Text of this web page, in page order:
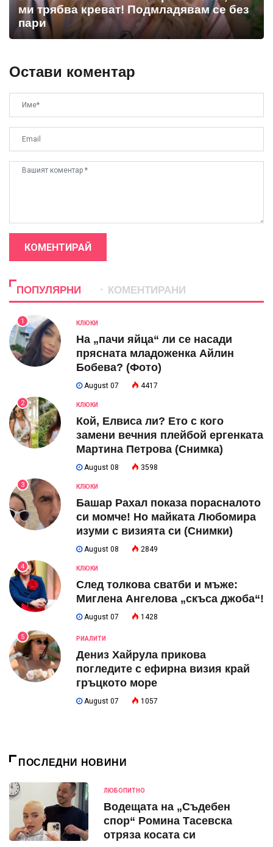
ми трябва креват! Подмладявам се без
пари
Остави коментар
КОМЕНТИРАЙ
ПОПУЛЯРНИ КОМЕНТИРАНИ
1 КЛЮКИ
На „пачи яйца“ ли се насади
прясната младоженка Айлин
Бобева? (Фото)
August 07 4417
2 КЛЮКИ
Кой, Елвиса ли? Ето с кого
замени вечния плейбой ергенката
Мартина Петрова (Снимка)
August 08 3598
3 КЛЮКИ
Башар Рахал показа порасналото
си момче! Но майката Любомира
изуми с визията си (Снимки)
August 08 2849
4 КЛЮКИ
След толкова сватби и мъже:
Миглена Ангелова „скъса джоба“!
August 07 1428
5 РИАЛИТИ
Дениз Хайрула прикова
погледите с ефирна визия край
гръцкото море
August 07 1057
ПОСЛЕДНИ НОВИНИ
ЛЮБОПИТНО
Водещата на „Съдебен
спор“ Ромина Тасевска
отряза косата си